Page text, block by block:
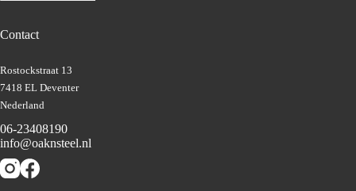
Contact
Rostockstraat 13
7418 EL Deventer
Nederland
06-23408190
info@oaknsteel.nl